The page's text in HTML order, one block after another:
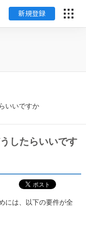
新規登録
いいですか
したらいいです
には、以下の要件が全